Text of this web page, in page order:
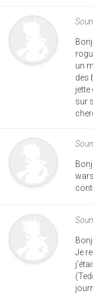
un
des
jette
sur
Je